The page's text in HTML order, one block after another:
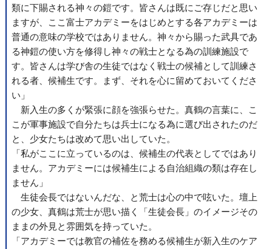
類に下賜される神々の鎧です。皆さんは既にご存じだと思い
ますが、ここ富士アカデミーをはじめとする各アカデミーは
普通の意味の学校ではありません。神々から賜った武具であ
る神鎧の使い方を修得し神々の戦士となる為の訓練施設で
す。皆さんは学び舎の生徒ではなく戦士の候補として訓練さ
れる者、候補生です。まず、それを心に留めておいてくださ
い」
新入生の多くが緊張に顔を強張らせた。真鶴の言葉に、こ
こが軍事施設で自分たちは兵士になる為に選び出されたのだ
と、少女たちは改めて思い出していた。
「私がここに立っているのは、候補生の代表としてではあり
ません。アカデミーには候補生による自治組織の類は存在し
ません」
生徒会長ではないんだな、と荒士は心の中で呟いた。壇上
の少女、真鶴は荒士が思い描く「生徒会長」のイメージその
ままの外見と雰囲気を持っていた。
「アカデミーでは教官の補佐を務める候補生が新入生のケア